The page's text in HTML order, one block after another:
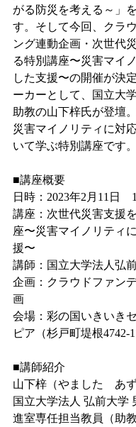
がる防災を考える～」
す。そして今回、クラ
ング連動企画・次世代
る特別講座〜災害マイ
した支援〜の開催が決
ーカーとして、国立大
助教の山下梓氏が登壇
災害マイノリティに対
いて学ぶ特別講座です。
■講座概要
日時：2023年2月11日　
講座：次世代災害支援
座〜災害マイノリティ
援〜
講師：国立大学法人弘
企画：クラウドファン
画
会場：彩の国いきいき
ピア（杉戸町堤根4742-1
■講師紹介
山下梓（やました　あ
国立大学法人 弘前大学
進室専任担当教員（助